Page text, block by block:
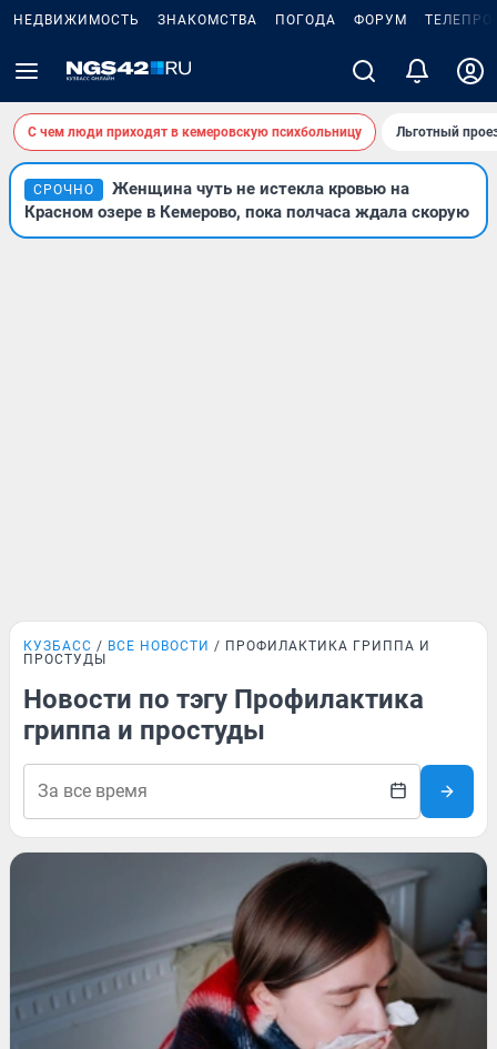
НЕДВИЖИМОСТЬ ЗНАКОМСТВА ПОГОДА ФОРУМ
С чем люди приходят в кемеровскую психбольницу Льготный
СРОЧНО
Женщина чуть не истекла кровью на
Красном озере в Кемерово, пока полчаса ждала скорую
КУЗБАСС ВСЕ НОВОСТИ
ПРОФИЛАКТИКА ГРИППА И
ПРОСТУДЫ
Новости по тэгу Профилактика
гриппа и простуды